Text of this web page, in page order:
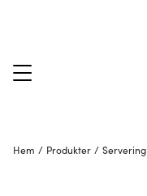
Hem / Produkter / Servering